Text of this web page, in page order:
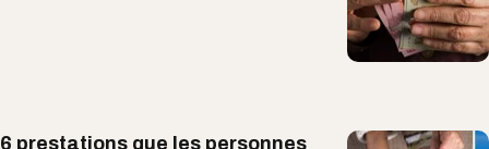
6 prestations que les personnes